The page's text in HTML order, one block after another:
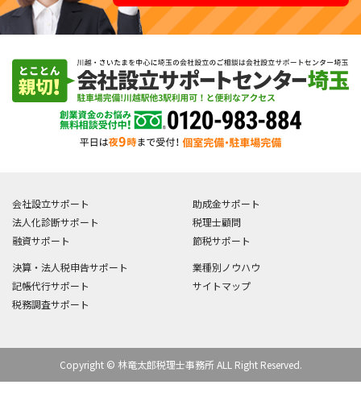
会社設立サポート
法人化診断サポート
融資サポート
助成金サポート
税理士顧問
節税サポート
決算・法人税申告サポート
記帳代行サポート
税務調査サポート
業種別ノウハウ
サイトマップ
Copyright © 林竜太郎税理士事務所 ALL Right Reserved.